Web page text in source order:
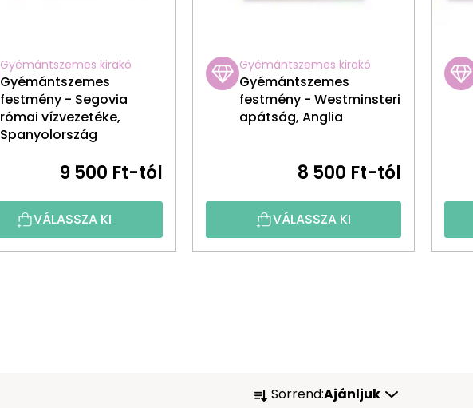
Gyémántszemes kirakó
Gyémántszemes
festmény - Segovia
római vízvezetéke,
Spanyolország
9 500 Ft-tól
VÁLASSZA KI
Gyémántszemes kirakó
Gyémántszemes
festmény - Westminsteri
apátság, Anglia
8 500 Ft-tól
VÁLASSZA KI
T Sorrend:Ajánljuk